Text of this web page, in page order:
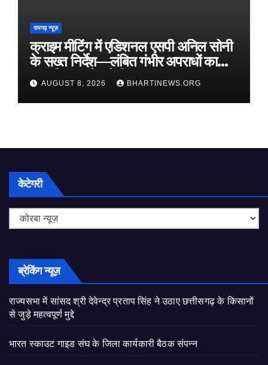
रायगढ़ न्यूज़
क्राइम मीटिंग में एडिशनल एसपी अनिल सोनी
के सख्त निर्देश—लंबित गंभीर अपराधों का
प्राथमिकता से करें निराकरण
AUGUST 8, 2026 BHARTINEWS.ORG
केटेगरी
केटेगरी
ब्रेकिंग न्यूज़
राज्यसभा में सांसद श्री देवेन्द्र प्रताप सिंह ने उठाए छत्तीसगढ़ के किसानों
से जुड़े महत्वपूर्ण मुद्दे
भारत स्काउट गाइड संघ के जिला कार्यकारी बैठक संपन्न